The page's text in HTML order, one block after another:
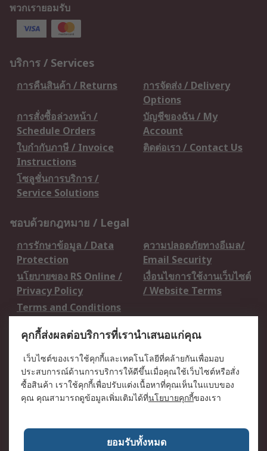
พวกเรายอมรับ
บริการ / Services
การคืนสินค้า / Returns
การจัดส่ง / Delivery
Options
การสั่งซื้อล่วงหน้า /
Schedule Orders
บัญชีของฉัน / My
Account
ใบกำกับภาษี / Invoice
Instructions
ติดต่อเรา / Contact Us
โซลูชั่นการบริการ /
Service Solutions
ชอบด้วยกฎหมาย / Legal
การรักษาข้อมูล / Data
Protection
ความปลอดภัยทางอีเมล/
Email Security
นโยบายของ RS Online /
Privacy Policy
เงื่อนไขการใช้งานเว็บไซต์
/ Website Terms
Terms and Conditions
เกี่ยวกับ RS / About RS
RS ทั่วโลก / RS
Worldwide
ข่าวประชาสัมพันธ์ / Press
Centre
บริษัทในเครือ RS /
วิธีการชำระเงิน /
เกี่ยวกับ RS / About RS
อาชีพที่ RS / Careers
คุกกี้ส่งผลต่อบริการที่เรานำเสนอแก่คุณ
เว็บไซต์ของเราใช้คุกกี้และเทคโนโลยีที่คล้ายกันเพื่อมอบ
ประสบการณ์ด้านการบริการให้ดีขึ้นเมื่อคุณใช้เว็บไซต์หรือสั่ง
ซื้อสินค้า เราใช้คุกกี้เพื่อปรับแต่งเนื้อหาที่คุณเห็นในแบบของ
คุณ คุณสามารถดูข้อมูลเพิ่มเติมได้ที่นโยบายคุกกี้ของเรา
ยอมรับทั้งหมด